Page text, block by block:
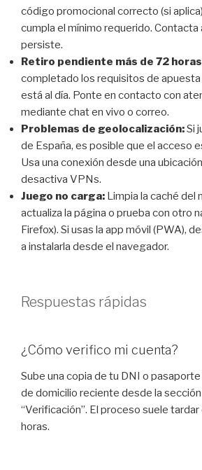
código promocional correcto (si
cumpla el mínimo requerido. Contacta
persiste.
Retiro pendiente más de 72
completado los requisitos de apuesta
está al día. Ponte en contacto con
mediante chat en vivo o correo.
Problemas de geolocalización:Si
de España, es posible que el acceso
Usa una conexión desde una
desactiva VPNs.
Juego no carga: Limpia la caché del
actualiza la página o prueba con otro
Firefox). Si usas la app móvil (PWA),
a instalarla desde el navegador.
Respuestas rápidas
¿Cómo verifico mi cuenta?
Sube una copia de tu DNI o
de domicilio reciente desde la sección
“Verificación”. El proceso suele
horas.